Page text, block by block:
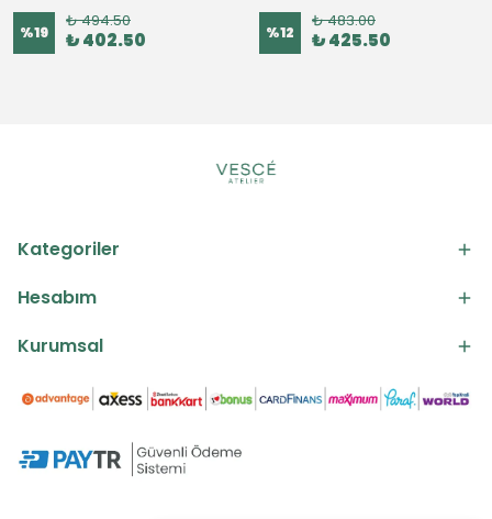
%19
₺ 494.50
₺ 402.50 %12
₺ 483.00
₺ 425.50
Kategoriler
Hesabım
Kurumsal